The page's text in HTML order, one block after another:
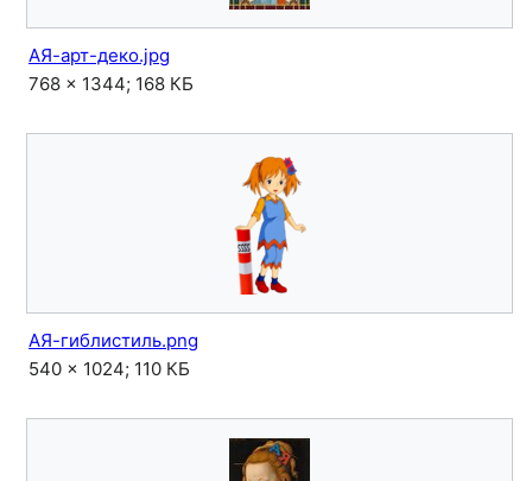
АЯ-арт-деко.jpg
768 × 1344; 168 КБ
АЯ-гиблистиль.png
540 × 1024; 110 КБ